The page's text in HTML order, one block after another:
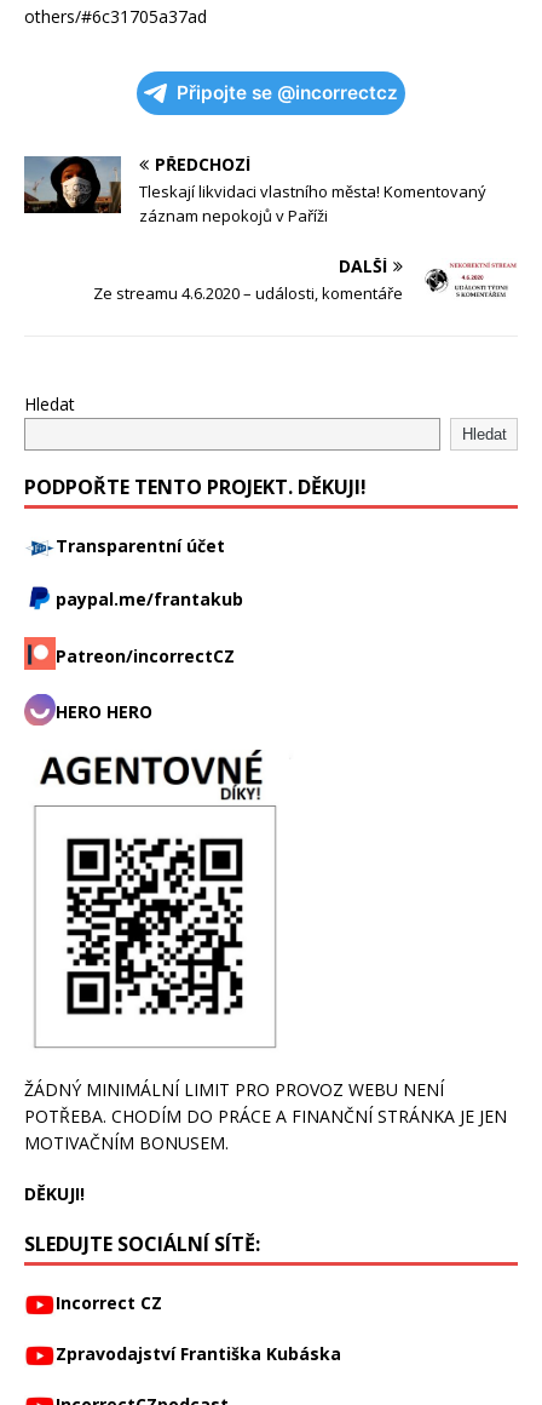
others/#6c31705a37ad
Připojte se @incorrectcz
PŘEDCHOZÍ
Tleskají likvidaci vlastního města! Komentovaný
záznam nepokojů v Paříži
DALŠÍ
Ze streamu 4.6.2020 – události, komentáře
Hledat
Hledat
PODPOŘTE TENTO PROJEKT. DĚKUJI!
Transparentní účet
paypal.me/frantakub
Patreon/incorrectCZ
HERO HERO
ŽÁDNÝ MINIMÁLNÍ LIMIT PRO PROVOZ WEBU NENÍ
POTŘEBA. CHODÍM DO PRÁCE A FINANČNÍ STRÁNKA JE JEN
MOTIVAČNÍM BONUSEM.
DĚKUJI!
SLEDUJTE SOCIÁLNÍ SÍTĚ:
Incorrect CZ
Zpravodajství Františka Kubáska